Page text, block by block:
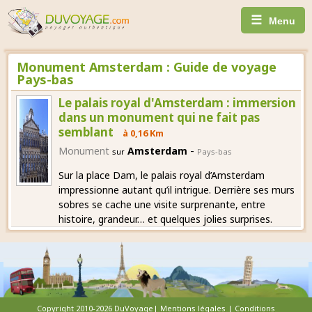
☰ Menu
Monument Amsterdam : Guide de voyage
Pays-bas
Le palais royal d'Amsterdam : immersion
dans un monument qui ne fait pas
semblant
à 0,16 Km
Monument sur Amsterdam - Pays-bas
Sur la place Dam, le palais royal d’Amsterdam
impressionne autant qu’il intrigue. Derrière ses murs
sobres se cache une visite surprenante, entre
histoire, grandeur… et quelques jolies surprises.
Copyright 2010-2026 DuVoyage| Mentions légales | Conditions